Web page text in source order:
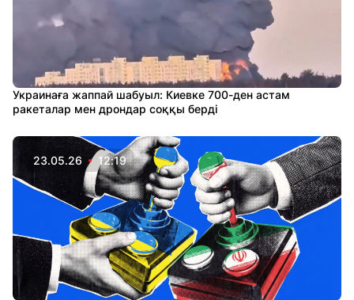
Украинаға жаппай шабуыл: Киевке 700-ден астам
ракеталар мен дрондар соққы берді
23.05.26 12:19